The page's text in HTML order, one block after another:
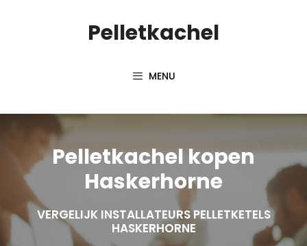
Pelletkachel
MENU
Pelletkachel kopen
Haskerhorne
VERGELIJK INSTALLATEURS PELLETKETELS
HASKERHORNE